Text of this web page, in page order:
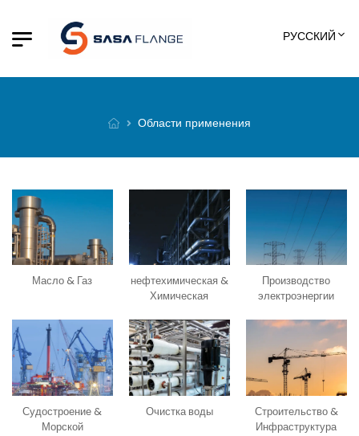
РУССКИЙ
Области применения
Масло & Газ
нефтехимическая &
Химическая
Производство
электроэнергии
Судостроение &
Морской
Очистка воды
Строительство &
Инфраструктура